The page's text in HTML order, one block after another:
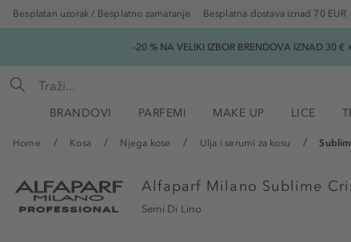
Besplatan uzorak / Besplatno zamatanje Besplatna dostava iznad 70 EUR
-20 % NA VELIKI IZBOR BRENDOVA IZNAD 30
BRANDOVI PARFEMI MAKE UP LICE
Home Kosa Njega kose Ulja i serumi za kosu
Alfaparf Milano Sublime
Semi Di Lino